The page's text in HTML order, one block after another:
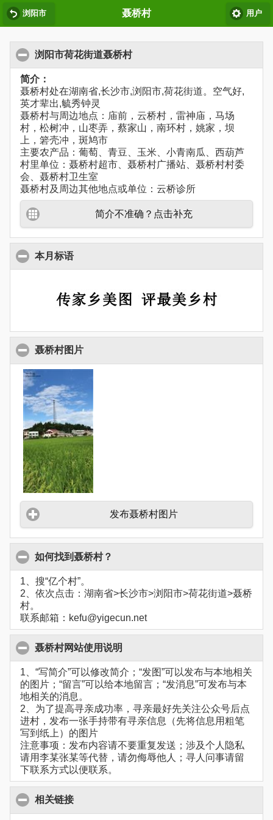
浏阳市 聂桥村 用户
浏阳市荷花街道聂桥村
简介：
聂桥村处在湖南省,长沙市,浏阳市,荷花街道。空气好,
英才辈出,毓秀钟灵
聂桥村与周边地点：庙前，云桥村，雷神庙，马场
村，松树冲，山枣弄，蔡家山，南环村，姚家，坝
上，箬壳冲，斑鸠市
主要农产品：葡萄、青豆、玉米、小青南瓜、西葫芦
村里单位：聂桥村超市、聂桥村广播站、聂桥村村委
会、聂桥村卫生室
聂桥村及周边其他地点或单位：云桥诊所
简介不准确？点击补充
本月标语
聂桥村图片
发布聂桥村图片
如何找到聂桥村？
1、搜“亿个村”。
2、依次点击：湖南省>长沙市>浏阳市>荷花街道>聂桥
村。
联系邮箱：kefu@yigecun.net
聂桥村网站使用说明
1、“写简介”可以修改简介；“发图”可以发布与本地相关
的图片；“留言”可以给本地留言；“发消息”可发布与本
地相关的消息。
2、为了提高寻亲成功率，寻亲最好先关注公众号后点
进村，发布一张手持带有寻亲信息（先将信息用粗笔
写到纸上）的图片
注意事项：发布内容请不要重复发送；涉及个人隐私
请用李某张某等代替，请勿侮辱他人；寻人问事请留
下联系方式以便联系。
相关链接